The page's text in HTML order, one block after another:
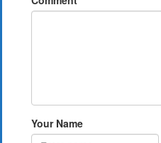
Your Name